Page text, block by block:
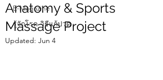
E-Magazine
รู้จักโรค-วิธีแก้ปวด
Anatomy & Sports
Massage Project
Updated: Jun 4